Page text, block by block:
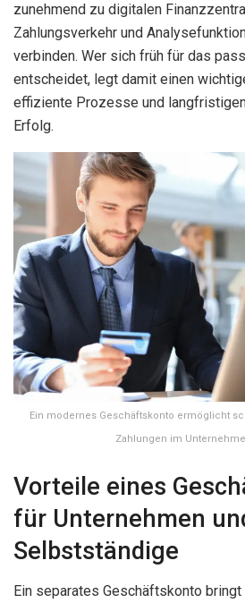
zunehmend zu digitalen
Zahlungsverkehr und
verbinden. Wer sich früh für das
entscheidet, legt damit einen
effiziente Prozesse und
Erfolg.
Ein modernes Geschäftskonto ermöglicht
Zahlungen im
Vorteile eines
für Unternehmen
Selbstständige
Ein separates Geschäftskonto